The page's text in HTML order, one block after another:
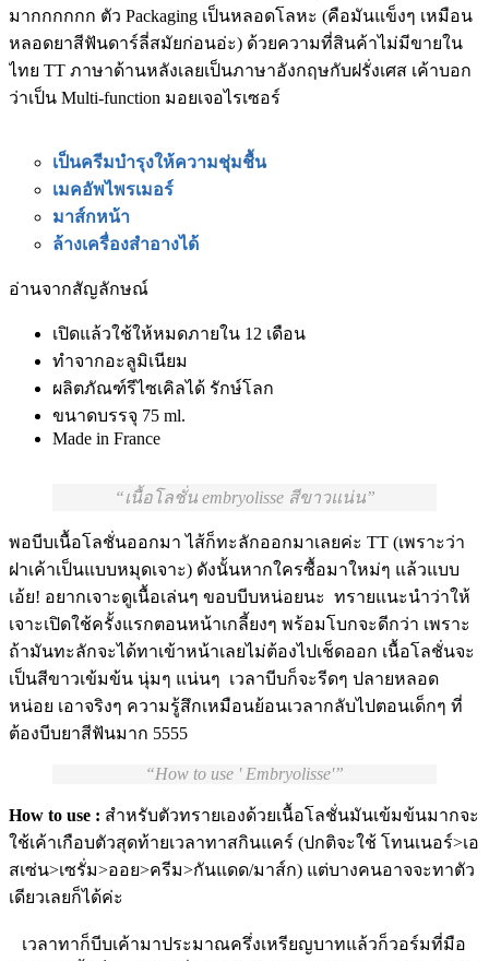
มากกกกกก ตัว Packaging เป็นหลอดโลหะ (คือมันแข็งๆ เหมือน
หลอดยาสีฟันดาร์ลี่สมัยก่อนอ่ะ) ด้วยความที่สินค้าไม่มีขายใน
ไทย TT ภาษาด้านหลังเลยเป็นภาษาอังกฤษกับฝรั่งเศส เค้าบอก
ว่าเป็น Multi-function มอยเจอไรเซอร์
เป็นครีมบำรุงให้ความชุ่มชื้น
เมคอัพไพรเมอร์
มาส์กหน้า
ล้างเครื่องสำอางได้
อ่านจากสัญลักษณ์
เปิดแล้วใช้ให้หมดภายใน 12 เดือน
ทำจากอะลูมิเนียม
ผลิตภัณฑ์รีไซเคิลได้ รักษ์โลก
ขนาดบรรจุ 75 ml.
Made in France
เนื้อโลชั่น embryolisse สีขาวแน่น
พอบีบเนื้อโลชั่นออกมา ไส้ก็ทะลักออกมาเลยค่ะ TT (เพราะว่า
ฝาเค้าเป็นแบบหมุดเจาะ) ดังนั้นหากใครซื้อมาใหม่ๆ แล้วแบบ
เอ้ย! อยากเจาะดูเนื้อเล่นๆ ขอบบีบหน่อยนะ ทรายแนะนำว่าให้
เจาะเปิดใช้ครั้งแรกตอนหน้าเกลี้ยงๆ พร้อมโบกจะดีกว่า เพราะ
ถ้ามันทะลักจะได้ทาเข้าหน้าเลยไม่ต้องไปเช็ดออก เนื้อโลชั่นจะ
เป็นสีขาวเข้มข้น นุ่มๆ แน่นๆ เวลาบีบก็จะรีดๆ ปลายหลอด
หน่อย เอาจริงๆ ความรู้สึกเหมือนย้อนเวลากลับไปตอนเด็กๆ ที่
ต้องบีบยาสีฟันมาก 5555
How to use ' Embryolisse'
How to use : สำหรับตัวทรายเองด้วยเนื้อโลชั่นมันเข้มข้นมากจะ
ใช้เค้าเกือบตัวสุดท้ายเวลาทาสกินแคร์ (ปกติจะใช้ โทนเนอร์>เอ
สเซ่น>เซรั่ม>ออย>ครีม>กันแดด/มาส์ก) แต่บางคนอาจจะทาตัว
เดียวเลยก็ได้ค่ะ
เวลาทาก็บีบเค้ามาประมาณครึ่งเหรียญบาทแล้วก็วอร์มที่มือ